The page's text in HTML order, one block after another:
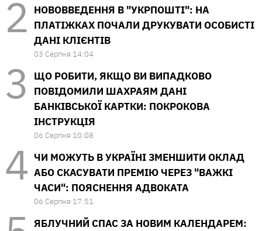
НОВОВВЕДЕННЯ В "УКРПОШТІ": НА
ПЛАТІЖКАХ ПОЧАЛИ ДРУКУВАТИ ОСОБИСТІ
ДАНІ КЛІЄНТІВ
03 Серпня 14:04
ЩО РОБИТИ, ЯКЩО ВИ ВИПАДКОВО
ПОВІДОМИЛИ ШАХРАЯМ ДАНІ
БАНКІВСЬКОЇ КАРТКИ: ПОКРОКОВА
ІНСТРУКЦІЯ
06 Серпня 10:08
ЧИ МОЖУТЬ В УКРАЇНІ ЗМЕНШИТИ ОКЛАД
АБО СКАСУВАТИ ПРЕМІЮ ЧЕРЕЗ "ВАЖКІ
ЧАСИ": ПОЯСНЕННЯ АДВОКАТА
06 Серпня 17:51
ЯБЛУЧНИЙ СПАС ЗА НОВИМ КАЛЕНДАРЕМ: